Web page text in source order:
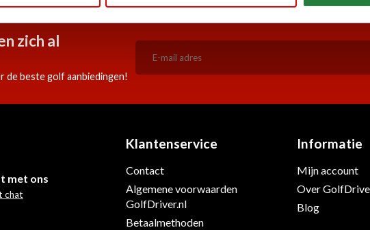
zich al
de beste golf aanbiedingen!
met ons
chat
Klantenservice
Contact
Algemene voorwaarden
GolfDriver.nl
Betaalmethoden
Informatie
Mijn account
Over
Blog